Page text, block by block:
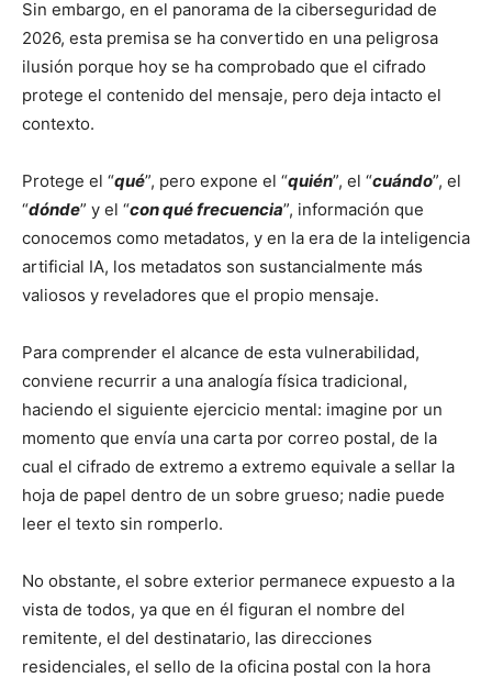
Sin embargo, en el panorama de la ciberseguridad de
2026, esta premisa se ha convertido en una peligrosa
ilusión porque hoy se ha comprobado que el cifrado
protege el contenido del mensaje, pero deja intacto el
contexto.
Protege el “qué”, pero expone el “quién”, el “cuándo”, el
“dónde” y el “con qué frecuencia”, información que
conocemos como metadatos, y en la era de la inteligencia
artificial IA, los metadatos son sustancialmente más
valiosos y reveladores que el propio mensaje.
Para comprender el alcance de esta vulnerabilidad,
conviene recurrir a una analogía física tradicional,
haciendo el siguiente ejercicio mental: imagine por un
momento que envía una carta por correo postal, de la
cual el cifrado de extremo a extremo equivale a sellar la
hoja de papel dentro de un sobre grueso; nadie puede
leer el texto sin romperlo.
No obstante, el sobre exterior permanece expuesto a la
vista de todos, ya que en él figuran el nombre del
remitente, el del destinatario, las direcciones
residenciales, el sello de la oficina postal con la hora